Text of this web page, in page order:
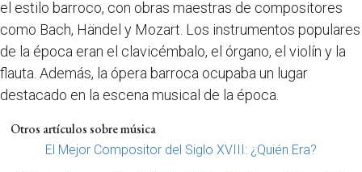
el estilo barroco, con obras maestras de compositores
como Bach, Händel y Mozart. Los instrumentos populares
de la época eran el clavicémbalo, el órgano, el violín y la
flauta. Además, la ópera barroca ocupaba un lugar
destacado en la escena musical de la época.
Otros artículos sobre música
El Mejor Compositor del Siglo XVIII: ¿Quién Era?